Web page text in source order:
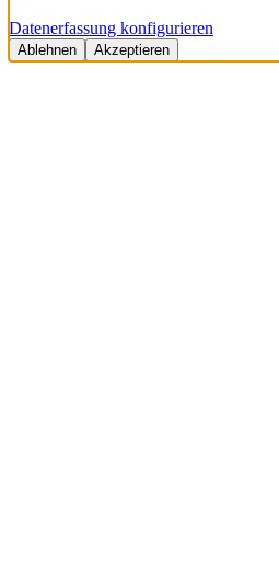
Datenerfassung konfigurieren
Ablehnen Akzeptieren